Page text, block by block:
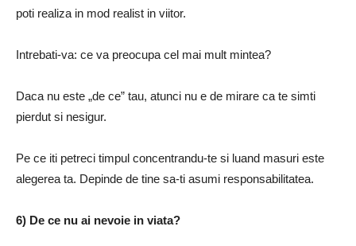
poti realiza in mod realist in viitor.
Intrebati-va: ce va preocupa cel mai mult mintea?
Daca nu este „de ce” tau, atunci nu e de mirare ca te simti
pierdut si nesigur.
Pe ce iti petreci timpul concentrandu-te si luand masuri este
alegerea ta. Depinde de tine sa-ti asumi responsabilitatea.
6) De ce nu ai nevoie in viata?